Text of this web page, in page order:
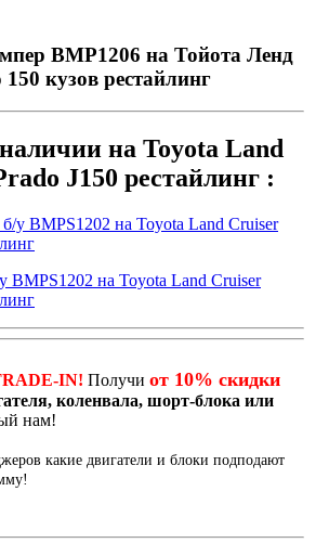
BMP1206 на Тойота Ленд
кузов рестайлинг
на Toyota Land
J150 рестайлинг :
BMPS1202 на Toyota Land Cruiser
IN! Получи от 10% скидки
коленвала, шорт-блока или
нам!
какие двигатели и блоки подподают